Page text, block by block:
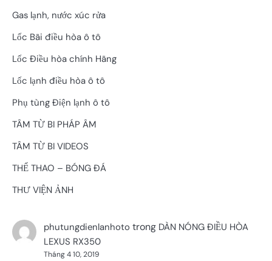
Gas lạnh, nước xúc rửa
Lốc Bãi điều hòa ô tô
Lốc Điều hòa chính Hãng
Lốc lạnh điều hòa ô tô
Phụ tùng Điện lạnh ô tô
TÂM TỪ BI PHÁP ÂM
TÂM TỪ BI VIDEOS
THỂ THAO – BÓNG ĐÁ
THƯ VIỆN ẢNH
phutungdienlanhoto trong DÀN NÓNG ĐIỀU HÒA
LEXUS RX350
Tháng 4 10, 2019